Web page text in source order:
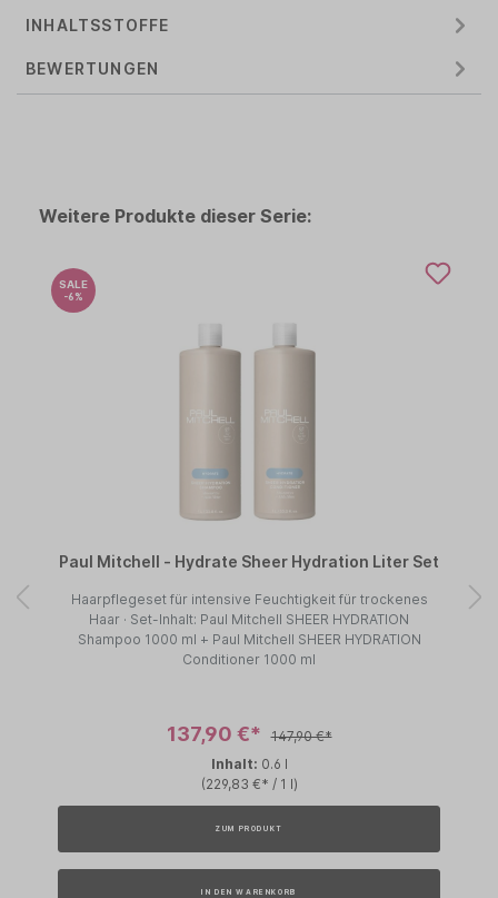
INHALTSSTOFFE
BEWERTUNGEN
Weitere Produkte dieser Serie:
SALE
-6%
Paul Mitchell - Hydrate Sheer Hydration Liter Set
Haarpflegeset für intensive Feuchtigkeit für trockenes
Haar · Set-Inhalt: Paul Mitchell SHEER HYDRATION
Shampoo 1000 ml + Paul Mitchell SHEER HYDRATION
Conditioner 1000 ml
137,90 €*
147,90 €*
Inhalt: 0.6 l
(229,83 €* / 1 l)
ZUM PRODUKT
IN DEN WARENKORB